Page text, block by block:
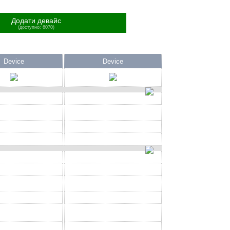
Додати девайс
(доступно: 6070)
Device Device